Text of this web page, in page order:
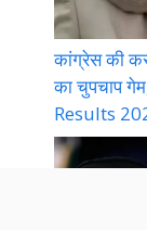
कांग्रेस की
का चुपचाप
Results